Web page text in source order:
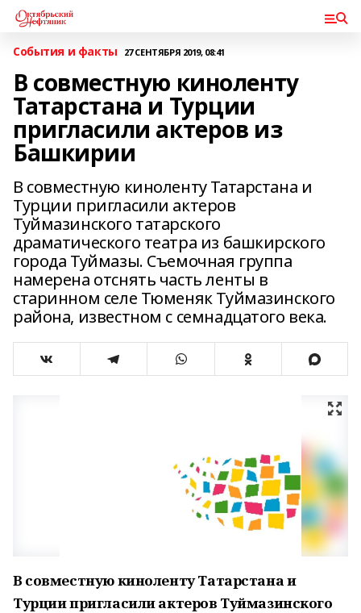
События и факты 27 СЕНТЯБРЯ 2019, 08:41
В совместную киноленту
Татарстана и Турции
пригласили актеров из
Башкирии
В совместную киноленту Татарстана и
Турции пригласили актеров
Туймазинского татарского
драматического театра из башкирского
города Туймазы. Съемочная группа
намерена отснять часть ленты в
старинном селе Тюменяк Туймазинского
района, известном с семнадцатого века.
В совместную киноленту Татарстана и
Турции пригласили актеров Туймазинского